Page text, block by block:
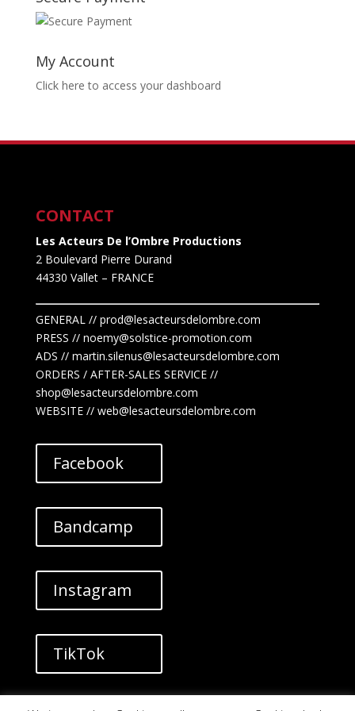
My Account
Click here to access your dashboard
CONTACT
Les Acteurs De l’Ombre Productions
2 Boulevard Pierre Durand
44330 Vallet– FRANCE
GENERAL // prod@lesacteursdelombre.com
PRESS // noemy@solstice-promotion.com
ADS // martin.silenus@lesacteursdelombre.com
ORDERS / AFTER-SALES SERVICE //
shop@lesacteursdelombre.com
WEBSITE // web@lesacteursdelombre.com
Facebook
Bandcamp
Instagram
TikTok